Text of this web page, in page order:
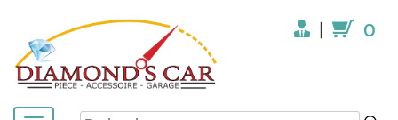
| 0